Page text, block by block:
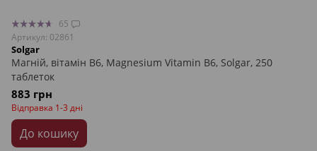
65
Артикул: 02861
Solgar
Магній, вітамін В6, Magnesium Vitamin B6, Solgar, 250
таблеток
883 грн
Відправка 1-3 дні
До кошику